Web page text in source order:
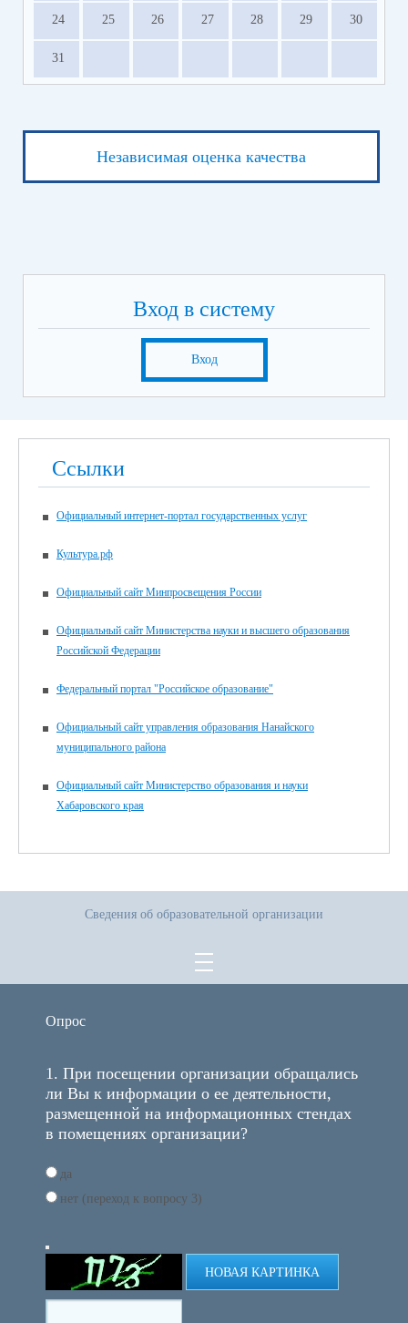
24 25 26 27 28 29 30
31
Независимая оценка качества
Вход в систему
Вход
Ссылки
Официальный интернет-портал государственных услуг
Культура.рф
Официальный сайт Минпросвещения России
Официальный сайт Министерства науки и высшего образования
Российской Федерации
Федеральный портал "Российское образование"
Официальный сайт управления образования Нанайского
муниципального района
Официальный сайт Министерство образования и науки
Хабаровского края
Сведения об образовательной организации
Опрос
1. При посещении организации обращались
ли Вы к информации о ее деятельности,
размещенной на информационных стендах
в помещениях организации?
да
нет (переход к вопросу 3)
НОВАЯ КАРТИНКА